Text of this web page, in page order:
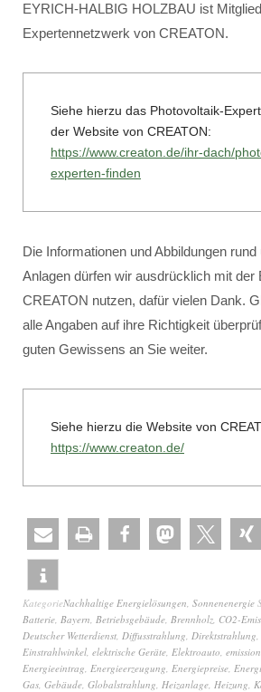
EYRICH-HALBIG HOLZBAU ist
Expertennetzwerk von CREATON.
Siehe hierzu das Photovoltaik-
der Website von CREATON:
https://www.creaton.de/ihr-dach/
experten-finden
Die Informationen und Abbildungen
Anlagen dürfen wir ausdrücklich mit der
CREATON nutzen, dafür vielen Dank.
alle Angaben auf ihre Richtigkeit
guten Gewissens an Sie weiter.
Siehe hierzu die Website von
https://www.creaton.de/
KategorieNachhaltige Energielösungen, Sonnenenergie
Batterie, Bayern, Betriebsgebäude, Brennholz, CO2-
Deutscher Wetterdienst, Diffusstrahlung, Direktstrahlung,
Einstrahlwinkel, elektrische Geräte, Elektroauto,
Energieeintrag, Energieerzeugung, Energiepreise,
Gas, Gebäude, Globalstrahlung, Heizanlage, Heizung,